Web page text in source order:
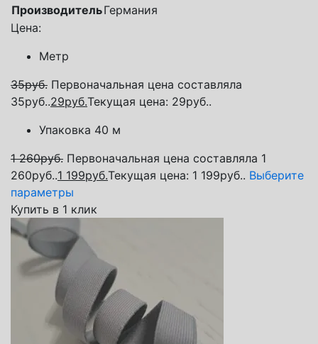
ПроизводительГермания
Цена:
Метр
35руб. Первоначальная цена составляла
35руб..29руб.Текущая цена: 29руб..
Упаковка 40 м
1 260руб. Первоначальная цена составляла 1
260руб..1 199руб.Текущая цена: 1 199руб.. Выберите
параметры
Купить в 1 клик